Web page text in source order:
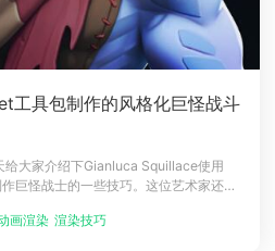
工具包制作的风格化巨怪战斗
大家介绍下Gianluca Squillace使用
巨怪战士的一些技巧。这位艺术家还贴
有用的步骤可以看看下文哦！Gianluca
画渲染 渲染技巧